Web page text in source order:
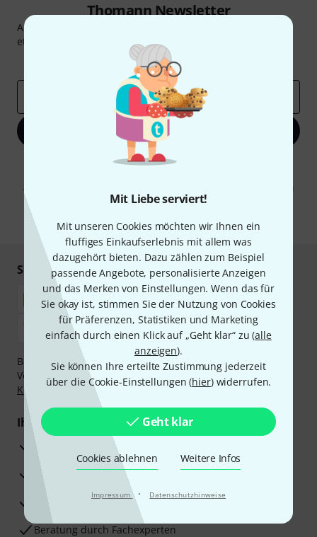
Mit Liebe serviert!
Mit unseren Cookies möchten wir Ihnen ein
fluffiges Einkaufserlebnis mit allem was
dazugehört bieten. Dazu zählen zum Beispiel
passende Angebote, personalisierte Anzeigen
und das Merken von Einstellungen. Wenn das für
Sie okay ist, stimmen Sie der Nutzung von Cookies
für Präferenzen, Statistiken und Marketing
einfach durch einen Klick auf „Geht klar“ zu (alle
anzeigen).
Sie können Ihre erteilte Zustimmung jederzeit
über die Cookie-Einstellungen (hier) widerrufen.
Geht klar
Cookies ablehnen Weitere Infos
Impressum · Datenschutzhinweise
Thomann Newsletter
Abonniere den Thomann Newsletter und gewinne mit
etwas Glück einen von
50 Gutscheinen
Inspirierende Beiträge
Deals
Jetzt anmelden
Mit Klick auf „Jetzt anmelden“ stimmen Sie dem Erhalt von E-Mail-
Abmeldung ist jederzeit möglich. Weitere Informationen finden Sie in
unseren Datenschutzhinweisen
* Pflichtfeld
Sicher einkaufen & bezahlen
Bezahlen Sie vertraulich und sicher per Nachnahme,
Vorkasse, PayPal, Amazon Pay,
Klarna Sofort bezahlen
Klarna Ratenzahlungoder Kreditkarte.
Ihre Vorteile
3 Jahre Thomann Garantie
30 Tage Money-Back-Garantie
Reparaturservice
Beratung durch Fachexperten